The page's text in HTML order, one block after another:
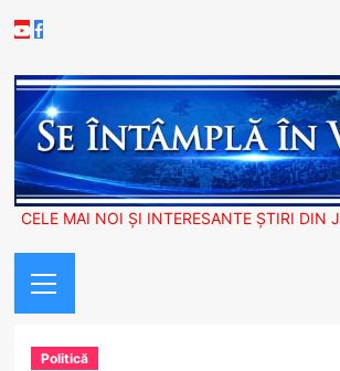
to
Youtube
Facebook
CELE MAI NOI ȘI INTERESANTE ȘTIRI DIN
Menu
Politică